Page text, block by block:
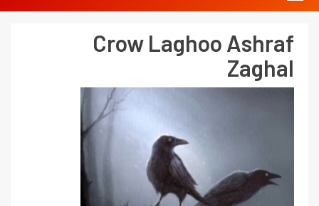
Crow Laghoo Ashraf
Zaghal